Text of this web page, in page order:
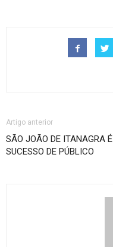
Artigo anterior
SÃO JOÃO DE ITANAGRA É
SUCESSO DE PÚBLICO